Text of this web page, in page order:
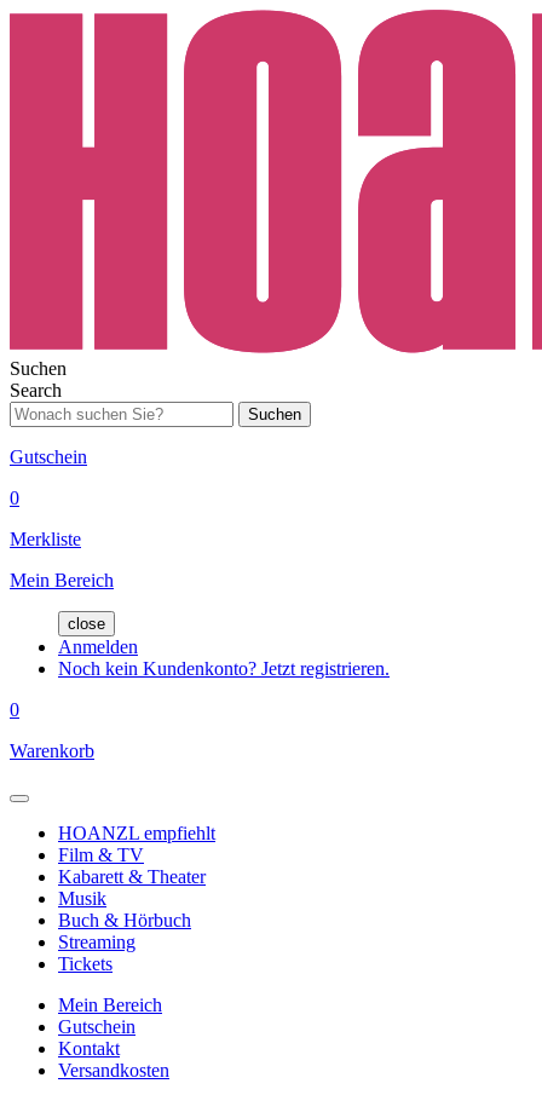
Suchen
Search
Suchen
Gutschein
0
Merkliste
Mein Bereich
close
Anmelden
Noch kein Kundenkonto? Jetzt registrieren.
0
Warenkorb
HOANZL empfiehlt
Film & TV
Kabarett & Theater
Musik
Buch & Hörbuch
Streaming
Tickets
Mein Bereich
Gutschein
Kontakt
Versandkosten